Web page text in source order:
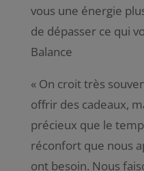
vous une énergie
de dépasser ce qui
Balance
« On croit très
offrir des cadeaux,
précieux que le
réconfort que nous
ont besoin. Nous